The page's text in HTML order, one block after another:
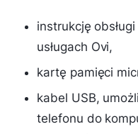
instrukcję
usługach Ovi,
kartę pamięci
kabel USB,
telefonu do